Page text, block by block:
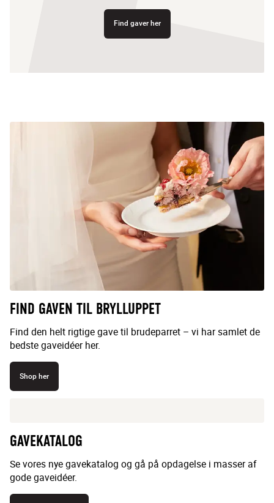
Find gaver her
FIND GAVEN TIL BRYLLUPPET
Find den helt rigtige gave til brudeparret – vi har samlet de
bedste gaveidéer her.
Shop her
GAVEKATALOG
Se vores nye gavekatalog og gå på opdagelse i masser af
gode gaveidéer.